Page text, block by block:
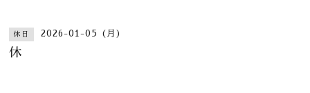
休日 2026-01-05 (月)
休